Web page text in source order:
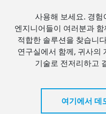
사용해 보세요. 경
엔지니어들이 여러분과
적합한 솔루션을 찾습니
연구실에서 함께, 귀사의
기술로 전저리하고
여기에서 데